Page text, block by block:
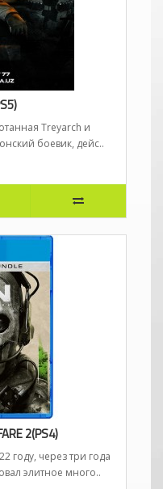
Treyarch и
боевик, дейс..
2(PS4)
году, через три года
элитное много..